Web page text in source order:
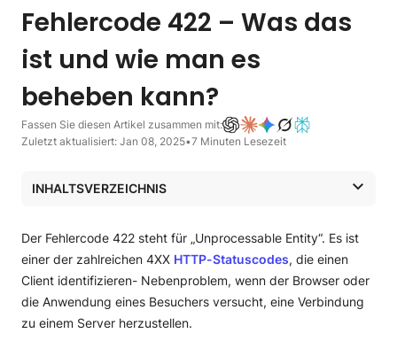
Fehlercode 422 – Was das
ist und wie man es
beheben kann?
Fassen Sie diesen Artikel zusammen mit:
Zuletzt aktualisiert: Jan 08, 2025•7 Minuten Lesezeit
INHALTSVERZEICHNIS
Was ist der 422 Fehlercode?
Beispiel für einen 422 Statuscode
Wie man den 422 Fehler untersuchen kann?
HTTP Status Checker verwenden
Überprüfen Sie die Serverprotokolle
Debugging-Tools verwenden
Der Fehlercode 422 steht für „Unprocessable Entity“. Es ist
einer der zahlreichen 4XX HTTP-Statuscodes, die einen
Client identifizieren- Nebenproblem, wenn der Browser oder
die Anwendung eines Besuchers versucht, eine Verbindung
zu einem Server herzustellen.